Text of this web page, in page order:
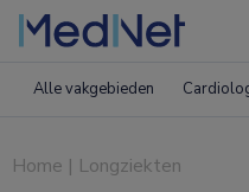
Alle vakgebieden
Home | Longziekten